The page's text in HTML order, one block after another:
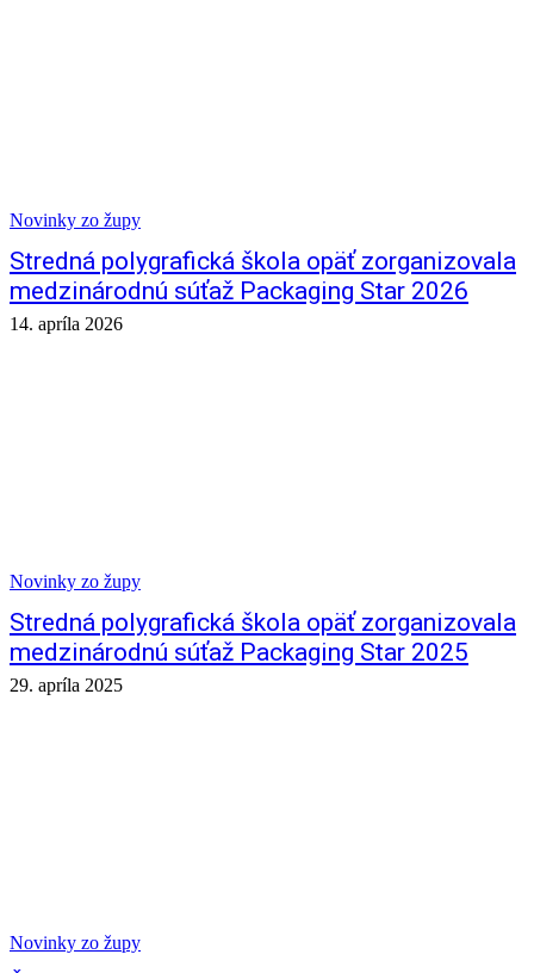
Novinky zo župy
Stredná polygrafická škola opäť zorganizovala
medzinárodnú súťaž Packaging Star 2026
14. apríla 2026
Novinky zo župy
Stredná polygrafická škola opäť zorganizovala
medzinárodnú súťaž Packaging Star 2025
29. apríla 2025
Novinky zo župy